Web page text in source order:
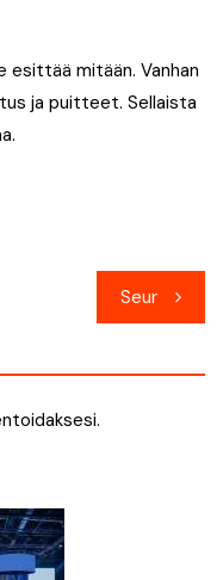
mitään. Vanhan
ja puitteet. Sellaista
Seur